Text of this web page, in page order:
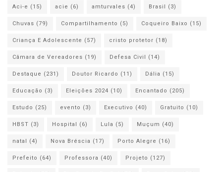
Aci-e (15) acie (6) amturvales (4) Brasil (3)
Chuvas (79) Compartilhamento (5) Coqueiro Baixo (15)
Criança E Adolescente (57) cristo protetor (18)
Câmara de Vereadores (19) Defesa Civil (14)
Destaque (231) Doutor Ricardo (11) Dália (15)
Educação (3) Eleições 2024 (10) Encantado (205)
Estudo (25) evento (3) Executivo (40) Gratuito (10)
HBST (3) Hospital (6) Lula (5) Muçum (40)
natal (4) Nova Bréscia (17) Porto Alegre (16)
Prefeito (64) Professora (40) Projeto (127)